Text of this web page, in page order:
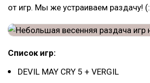
от игр. Мы же устраиваем раздачу! (:
Список игр:
DEVIL MAY CRY 5 + VERGIL